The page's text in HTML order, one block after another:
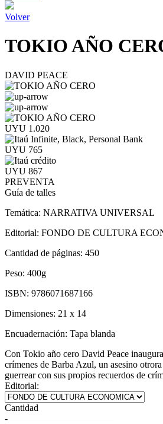
Volver
TOKIO AÑO
DAVID PEACE
UYU 1.020
UYU 765
UYU 867
PREVENTA
Guía de talles
Temática: NARRATIVA UNIVERSAL
Editorial: FONDO DE CULTURA
Cantidad de páginas: 450
Peso: 400g
ISBN: 9786071687166
Dimensiones: 21 x 14
Encuadernación: Tapa blanda
Con Tokio año cero David Peace
crímenes de Barba Azul, un asesino
guerrear con sus propios recuerdos de
Editorial:
Cantidad
-